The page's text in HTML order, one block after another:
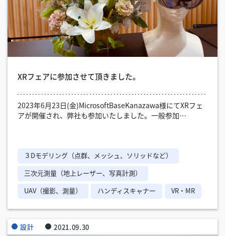
XRフェアに参加させて頂きました。
2023年6月23日(金)MicrosoftBaseKanazawa様にてXRフェ
アが開催され、弊社も参加いたしました。一般参加…
３Dモデリング（点群、メッシュ、ソリッドなど）
三次元測量（地上レーザー、写真計測）
UAV（撮影、測量） ハンディスキャナー VR・MR
設計 2021.09.30